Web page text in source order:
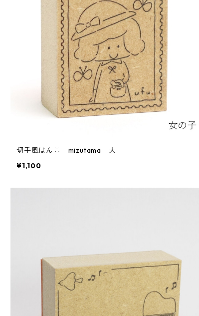
切手風はんこ mizutama 大
¥1,100